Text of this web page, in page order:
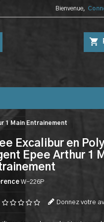
Bienvenue,
shopping_cart
1 Main Entrainement
Excalibur en
Epee Arthur 1
W-226P
Donnez votre